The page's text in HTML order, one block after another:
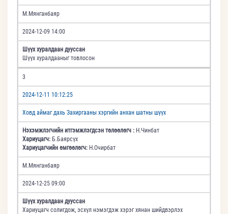
М.Мянганбаяр
2024-12-09 14:00
Шүүх хуралдаан дууссан
Шүүх хуралдааныг товлосон
3
2024-12-11 10:12:25
Ховд аймаг дахь Захиргааны хэргийн анхан шатны шүүх
Нэхэмжлэгчийн итгэмжлэгдсэн төлөөлөгч : Н.Чинбат
Хариуцагч: Б.Баярсүх
Хариуцагчийн өмгөөлөгч: Н.Очирбат
М.Мянганбаяр
2024-12-25 09:00
Шүүх хуралдаан дууссан
Хариуцагч солигдож, эсхүл нэмэгдэж хэрэг хянан шийдвэрлэх